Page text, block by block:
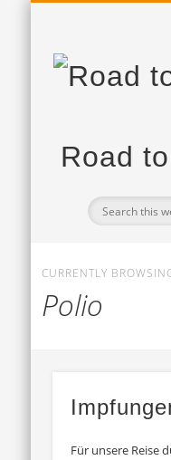
Road
CURRENTLY
Polio
Für unsere Reise